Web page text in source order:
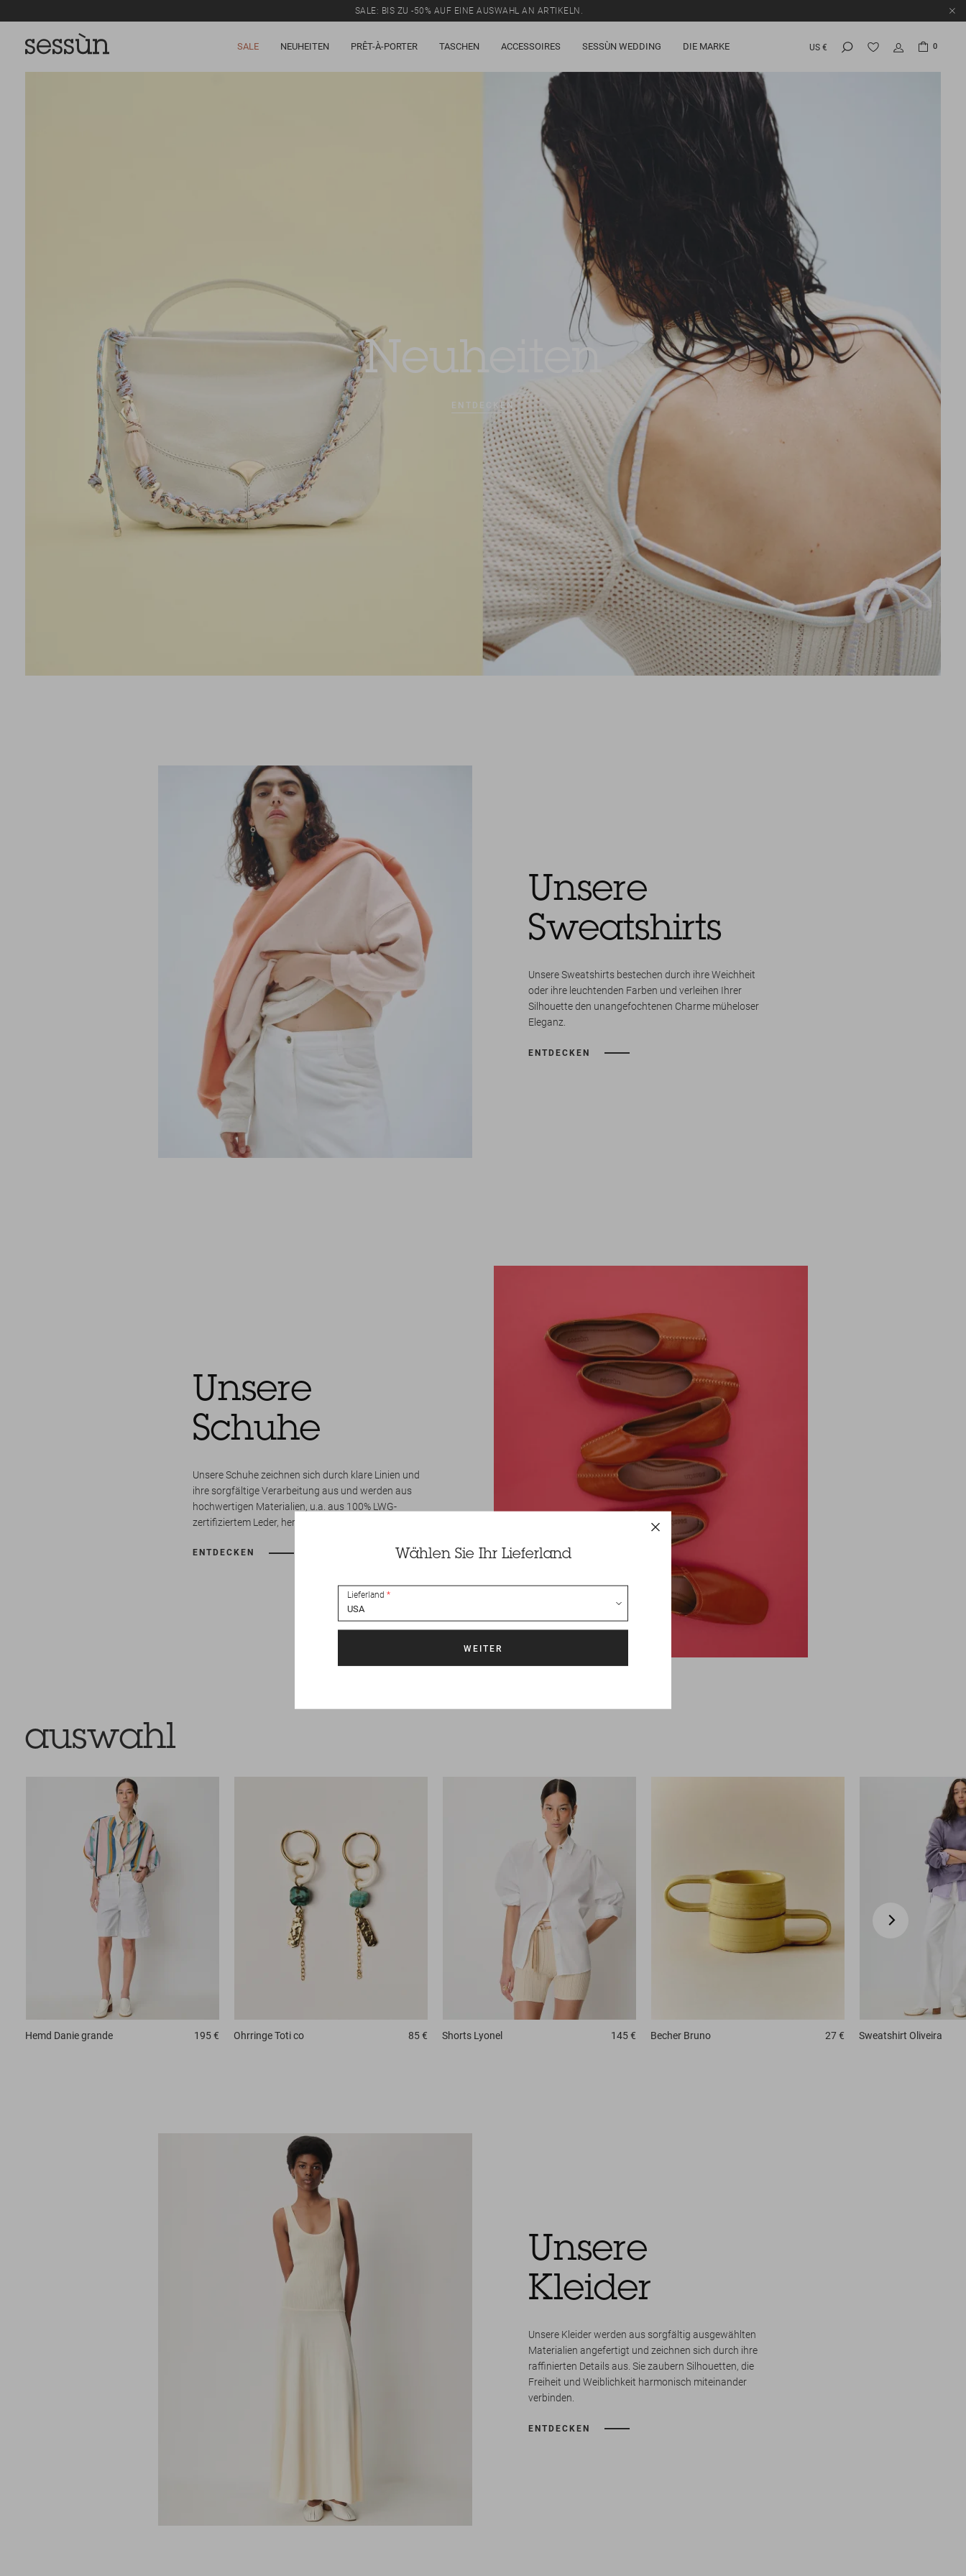
SALE: BIS ZU -50% AUF EINE AUSWAHL AN ARTIKELN.
SALE NEUHEITEN PRÊT-À-PORTER TASCHEN ACCESSOIRES SESSÙN WEDDING DIE MARKE US € 0
Neuheiten
ENTDECKEN
Unsere
Sweatshirts
Unsere Sweatshirts bestechen durch ihre Weichheit
oder ihre leuchtenden Farben und verleihen Ihrer
Silhouette den unangefochtenen Charme müheloser
Eleganz.
ENTDECKEN
Unsere
Schuhe
Unsere Schuhe zeichnen sich durch klare Linien und
ihre sorgfältige Verarbeitung aus und werden aus
hochwertigen Materialien, u.a. aus 100% LWG-
zertifiziertem Leder, hergestellt.
ENTDECKEN
auswahl
Hemd Danie grande 195 € OhrringeToti co 85 € Shorts Lyonel 145 € Becher Bruno 27 € Sweatshirt Oliveira
Unsere
Kleider
Unsere Kleider werden aus sorgfältig ausgewählten
Materialien angefertigt und zeichnen sich durch ihre
raffinierten Details aus. Sie zaubern Silhouetten, die
Freiheit und Weiblichkeit harmonisch miteinander
verbinden.
ENTDECKEN
Wählen Sie Ihr Lieferland
Lieferland